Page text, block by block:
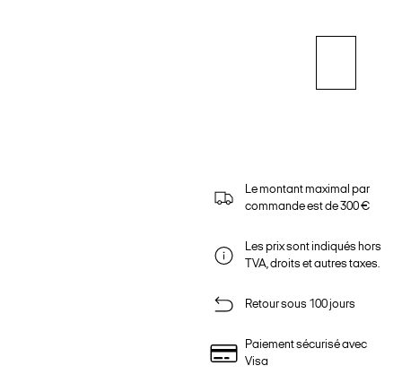
Le montant maximal par
commande est de 300 €
Les prix sont indiqués hors
TVA, droits et autres taxes.
Retour sous 100 jours
Paiement sécurisé avec
Visa